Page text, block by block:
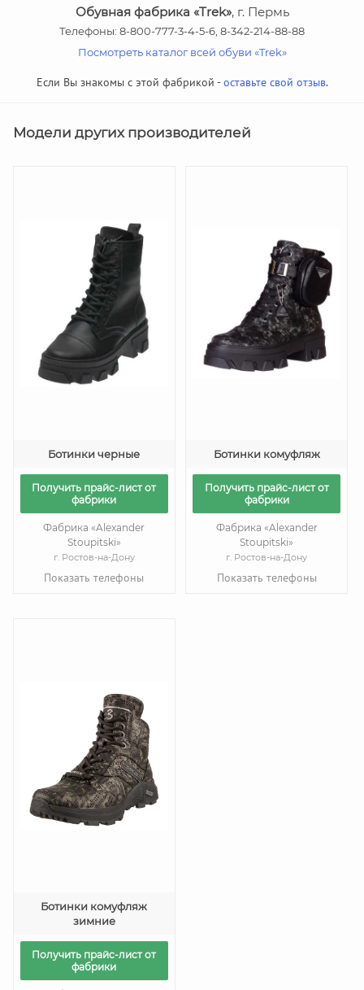
Обувная фабрика «Trek», г. Пермь
Телефоны: 8-800-777-3-4-5-6, 8-342-214-88-88
Посмотреть каталог всей обуви «Trek»
Если Вы знакомы с этой фабрикой -оставьте свой отзыв.
Модели других производителей
Ботинки черные
Получить прайс-лист от
фабрики
Фабрика «Alexander
Stoupitski»
г. Ростов-на-Дону
Показать телефоны
Ботинки комуфляж
Получить прайс-лист от
фабрики
Фабрика «Alexander
Stoupitski»
г. Ростов-на-Дону
Показать телефоны
Ботинки комуфляж
зимние
Получить прайс-лист от
фабрики